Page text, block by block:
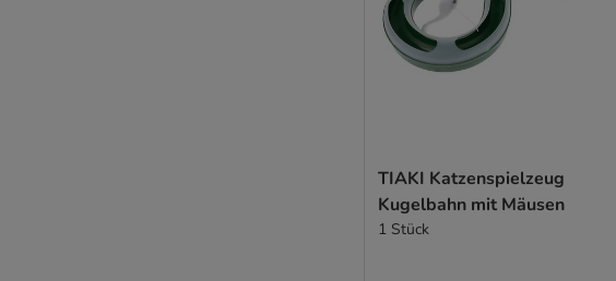
TIAKI Katzenspielzeug
Kugelbahn mit Mäusen
1 Stück